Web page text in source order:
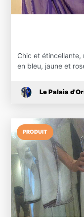
Chic et étincellante,
en bleu, jaune et
Le Palais
PRODUIT